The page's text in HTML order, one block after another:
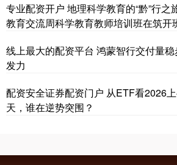
专业配资开户 地理科学教育的“黔”行
教育交流周科学教育教师培训班在筑开
线上最大的配资平台 鸿蒙智行交付量
发力
配资安全证券配资门户 从ETF看2026
天，谁在逆势突围？